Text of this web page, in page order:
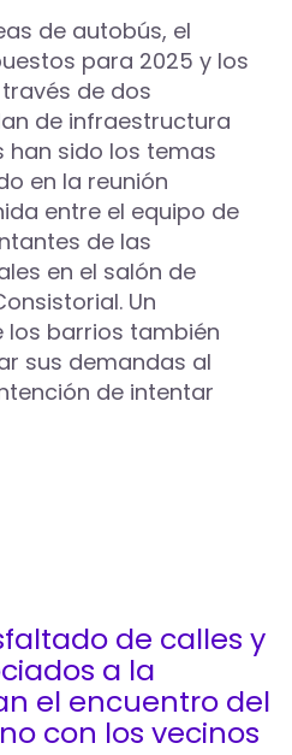
de autobús, el
para 2025 y los
de dos
de infraestructura
han sido los temas
en la reunión
entre el equipo de
de las
en el salón de
Un
los barrios también
sus demandas al
de intentar
de calles y
a la
el encuentro del
con los vecinos